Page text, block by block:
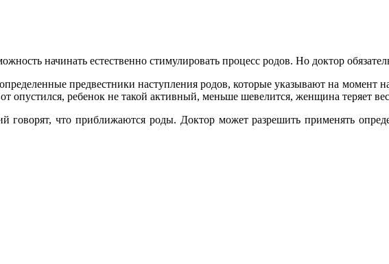
начинать естественно стимулировать процесс родов. Но доктор
предвестники наступления родов, которые указывают на момент
опустился, ребенок не такой активный, меньше шевелится, женщина теряет
говорят, что приближаются роды. Доктор может разрешить применять